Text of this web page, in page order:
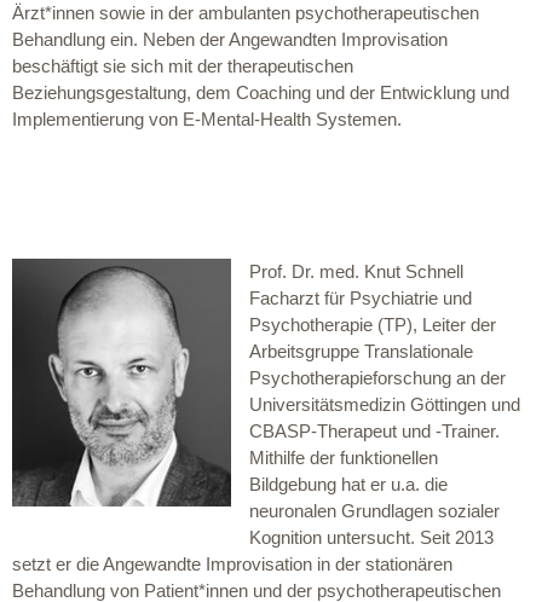
Ärzt*innen sowie in der ambulanten psychotherapeutischen
Behandlung ein. Neben der Angewandten Improvisation
beschäftigt sie sich mit der therapeutischen
Beziehungsgestaltung, dem Coaching und der Entwicklung und
Implementierung von E-Mental-Health Systemen.
Prof. Dr. med. Knut Schnell
Facharzt für Psychiatrie und
Psychotherapie (TP), Leiter der
Arbeitsgruppe Translationale
Psychotherapieforschung an der
Universitätsmedizin Göttingen und
CBASP-Therapeut und -Trainer.
Mithilfe der funktionellen
Bildgebung hat er u.a. die
neuronalen Grundlagen sozialer
Kognition untersucht. Seit 2013
setzt er die Angewandte Improvisation in der stationären
Behandlung von Patient*innen und der psychotherapeutischen